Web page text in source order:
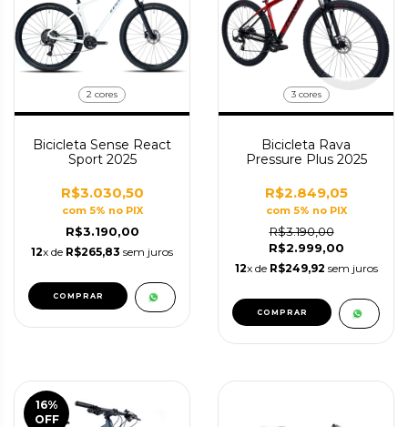
2 cores
Bicicleta Sense React
Sport 2025
R$3.030,50
com 5% no PIX
R$3.190,00
12x de R$265,83 sem juros
COMPRAR
3 cores
Bicicleta Rava
Pressure Plus 2025
R$2.849,05
com 5% no PIX
R$3.190,00
R$2.999,00
12x de R$249,92 sem juros
COMPRAR
16%
OFF